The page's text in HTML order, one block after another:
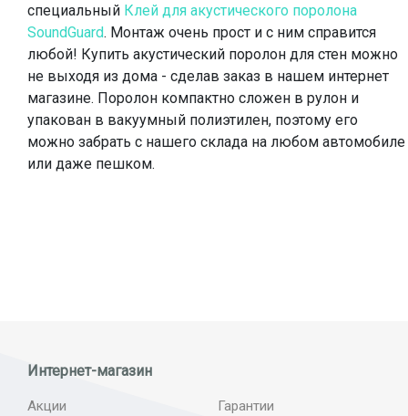
специальный Клей для акустического поролона
SoundGuard. Монтаж очень прост и с ним справится
любой! Купить акустический поролон для стен можно
не выходя из дома - сделав заказ в нашем интернет
магазине. Поролон компактно сложен в рулон и
упакован в вакуумный полиэтилен, поэтому его
можно забрать с нашего склада на любом автомобиле
или даже пешком.
Интернет-магазин
Акции
Гарантии